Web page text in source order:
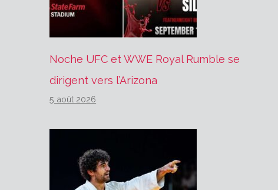
Noche UFC et WWE Royal Rumble se
dirigent vers l’Arizona
5 août 2026